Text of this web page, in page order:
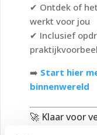
✔ Ontdek of
werkt voor jou
✔ Inclusief
➡️ Start hier
binnenwereld
🚀 Klaar voor